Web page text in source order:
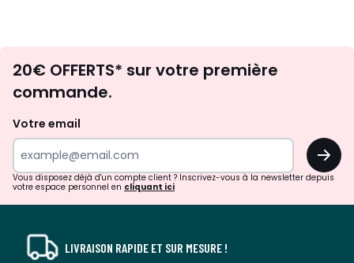
d'inspirations
surprises?
20€ OFFERTS* sur votre première
commande.
Votre email
OK
Vous disposez déjà d'un compte client ? Inscrivez-vous à la newsletter depuis
votre espace personnel en cliquant ici
LIVRAISON RAPIDE ET SUR MESURE !